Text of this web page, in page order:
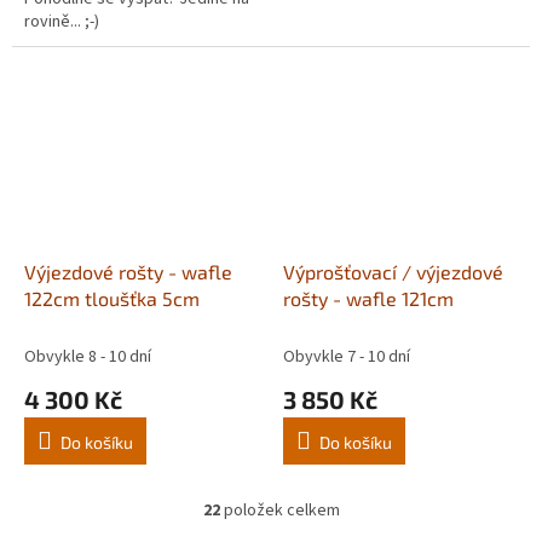
hvězdiček.
rovině... ;-)
Výjezdové rošty - wafle
122cm tloušťka 5cm
Obvykle 8 - 10 dní
4 300 Kč
Do košíku
Výprošťovací / výjezdové
rošty - wafle 121cm
Obyvkle 7 - 10 dní
3 850 Kč
Do košíku
O
22položek celkem